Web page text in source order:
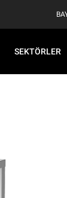
SEKTÖRLER